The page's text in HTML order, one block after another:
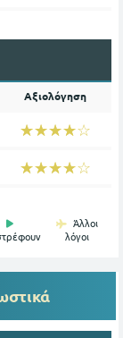
Αξιολόγηση
☆☆☆☆☆
★★★★★
☆☆☆☆☆
★★★★★
Άλλοι
λόγοι